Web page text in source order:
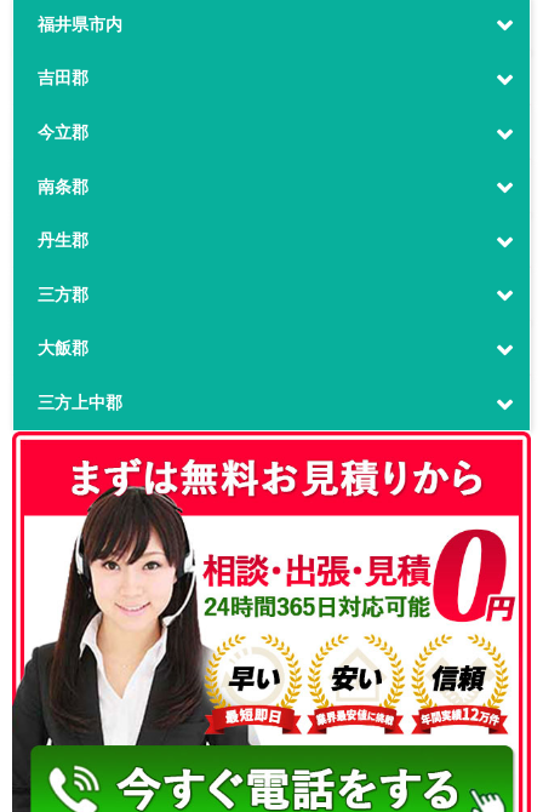
福井県市内
吉田郡
今立郡
南条郡
丹生郡
三方郡
大飯郡
三方上中郡
050-3186-4780